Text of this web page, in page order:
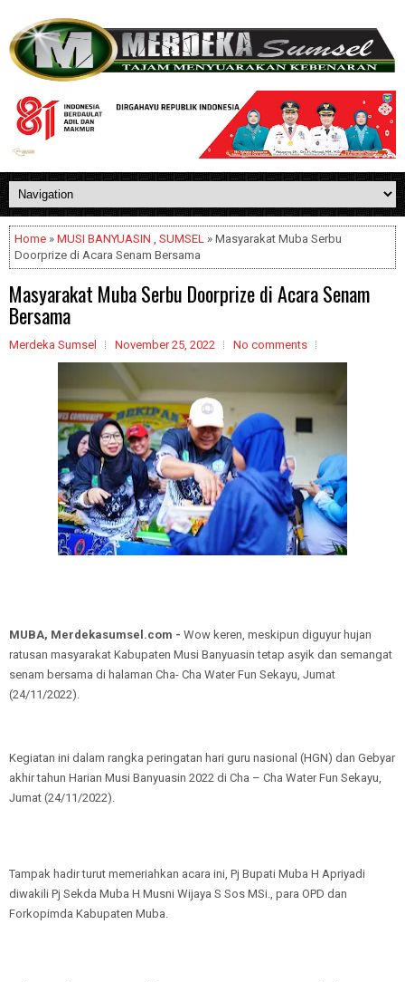
Home » MUSI BANYUASIN , SUMSEL » Masyarakat Muba Serbu
Doorprize di Acara Senam Bersama
Masyarakat Muba Serbu Doorprize di Acara Senam
Bersama
Merdeka Sumsel November 25, 2022 No comments
MUBA, Merdekasumsel.com - Wow keren, meskipun diguyur hujan
ratusan masyarakat Kabupaten Musi Banyuasin tetap asyik dan semangat
senam bersama di halaman Cha- Cha Water Fun Sekayu, Jumat
(24/11/2022).
Kegiatan ini dalam rangka peringatan hari guru nasional (HGN) dan Gebyar
akhir tahun Harian Musi Banyuasin 2022 di Cha – Cha Water Fun Sekayu,
Jumat (24/11/2022).
Tampak hadir turut memeriahkan acara ini, Pj Bupati Muba H Apriyadi
diwakili Pj Sekda Muba H Musni Wijaya S Sos MSi., para OPD dan
Forkopimda Kabupaten Muba.